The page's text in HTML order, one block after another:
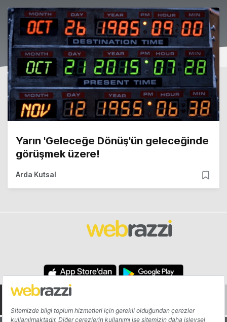
Yarın 'Geleceğe Dönüş'ün geleceğinde
görüşmek üzere!
Arda Kutsal